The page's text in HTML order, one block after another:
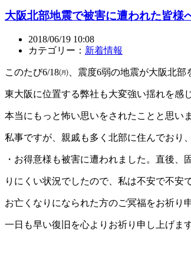
大阪北部地震で被害に遭われた皆様
2018/06/19 10:08
カテゴリー： 新着情報
このたび6/18㈪、震度6弱の地震が大阪北部
東大阪に位置する弊社も大変強い揺れを感
本当にもっと怖い思いをされたことと思いま
私事ですが、親戚も多く北部に住んでおり
・お得意様も被害に遭われました。直後、
りにくい状況でしたので、私は不安で不安
お亡くなりになられた方のご冥福をお祈り
一日も早い復旧を心よりお祈り申し上げます